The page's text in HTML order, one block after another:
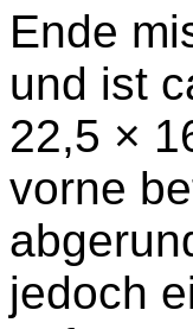
Ende
und ist
22,5 ×
vorne
jedoch